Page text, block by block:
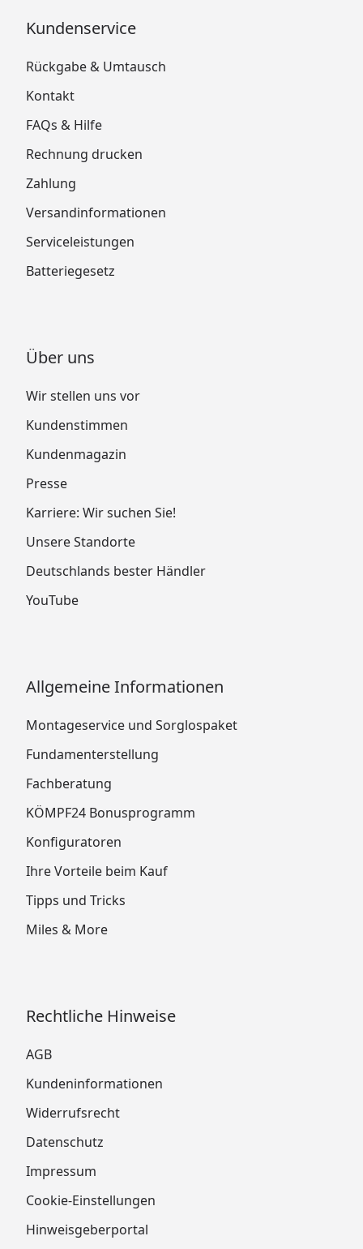
Kundenservice
Rückgabe & Umtausch
Kontakt
FAQs & Hilfe
Rechnung drucken
Zahlung
Versandinformationen
Serviceleistungen
Batteriegesetz
Über uns
Wir stellen uns vor
Kundenstimmen
Kundenmagazin
Presse
Karriere: Wir suchen Sie!
Unsere Standorte
Deutschlands bester Händler
YouTube
Allgemeine Informationen
Montageservice und Sorglospaket
Fundamenterstellung
Fachberatung
KÖMPF24 Bonusprogramm
Konfiguratoren
Ihre Vorteile beim Kauf
Tipps und Tricks
Miles & More
Rechtliche Hinweise
AGB
Kundeninformationen
Widerrufsrecht
Datenschutz
Impressum
Cookie-Einstellungen
Hinweisgeberportal